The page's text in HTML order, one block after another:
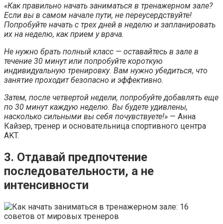
«Как правильно начать заниматься в тренажерном зале?
Если вы в самом начале пути, не переусердствуйте!
Попробуйте начать с трех дней в неделю и запланировать
их на неделю, как прием у врача.
Не нужно брать полный класс — оставайтесь в зале в
течение 30 минут или попробуйте короткую
индивидуальную тренировку. Вам нужно убедиться, что
занятие проходит безопасно и эффективно.
Затем, после четвертой недели, попробуйте добавлять еще
по 30 минут каждую неделю. Вы будете удивлены,
насколько сильными вы себя почувствуете!» — Анна
Кайзер, тренер и основательница спортивного центра
AKT.
3. Отдавай предпочтение
последовательности, а не
интенсивности